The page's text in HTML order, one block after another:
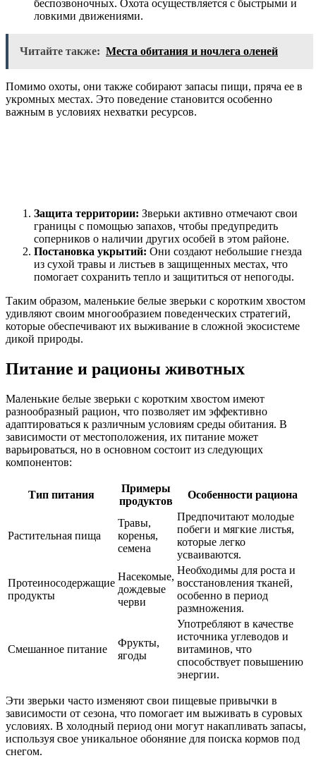
беспозвоночных. Охота осуществляется с быстрыми и
ловкими движениями.
Читайте также: Места обитания и ночлега оленей
Помимо охоты, они также собирают запасы пищи, пряча ее в
укромных местах. Это поведение становится особенно
важным в условиях нехватки ресурсов.
Защита территории: Зверьки активно отмечают свои
границы с помощью запахов, чтобы предупредить
соперников о наличии других особей в этом районе.
Постановка укрытий: Они создают небольшие гнезда
из сухой травы и листьев в защищенных местах, что
помогает сохранить тепло и защититься от непогоды.
Таким образом, маленькие белые зверьки с коротким хвостом
удивляют своим многообразием поведенческих стратегий,
которые обеспечивают их выживание в сложной экосистеме
дикой природы.
Питание и рационы животных
Маленькие белые зверьки с коротким хвостом имеют
разнообразный рацион, что позволяет им эффективно
адаптироваться к различным условиям среды обитания. В
зависимости от местоположения, их питание может
варьироваться, но в основном состоит из следующих
компонентов:
Тип питания
Примеры
продуктов
Особенности рациона
Растительная пища
Травы,
коренья,
семена
Предпочитают молодые
побеги и мягкие листья,
которые легко
усваиваются.
Протеиносодержащие
продукты
Насекомые,
дождевые
черви
Необходимы для роста и
восстановления тканей,
особенно в период
размножения.
Смешанное питание
Фрукты,
ягоды
Употребляют в качестве
источника углеводов и
витаминов, что
способствует повышению
энергии.
Эти зверьки часто изменяют свои пищевые привычки в
зависимости от сезона, что помогает им выживать в суровых
условиях. В холодный период они могут накапливать запасы,
используя свое уникальное обоняние для поиска кормов под
снегом.